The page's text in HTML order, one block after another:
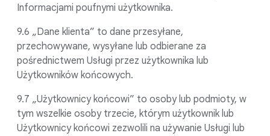
Informacjami poufnymi użytkownika.
9.6 „Dane klienta” to dane przesyłane,
przechowywane, wysyłane lub odbierane za
pośrednictwem Usługi przez użytkownika lub
Użytkowników końcowych.
9.7 „Użytkownicy końcowi” to osoby lub podmioty, w
tym wszelkie osoby trzecie, którym użytkownik lub
Użytkownicy końcowi zezwolili na używanie Usługi lub